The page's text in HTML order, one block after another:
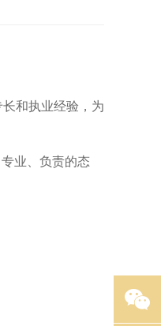
和执业经验，为
业、负责的态